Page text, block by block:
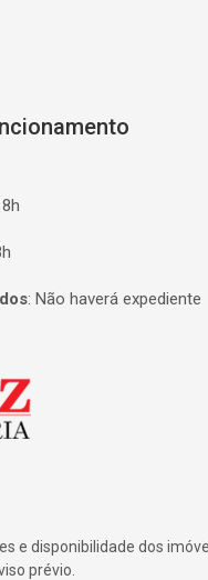
: Não haverá expediente
e disponibilidade dos
prévio.